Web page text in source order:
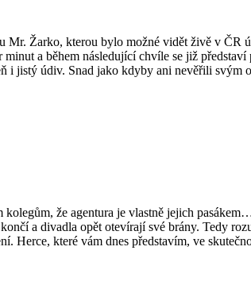
Mr. Žarko, kterou bylo možné vidět živě v
a během následující chvíle se již
i jistý údiv. Snad jako kdyby ani nevěřili svým
že agentura je vlastně jejich
a divadla opět otevírají své brány. Tedy
Herce, které vám dnes představím, ve